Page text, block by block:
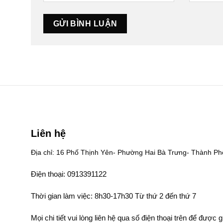
Liên hệ
Địa chỉ: 16 Phố Thịnh Yên- Phường Hai Bà Trưng- Thành
Điện thoại: 0913391122
Thời gian làm việc: 8h30-17h30 Từ thứ 2 đến thứ 7
Mọi chi tiết vui lòng liên hệ qua số điện thoại trên để được